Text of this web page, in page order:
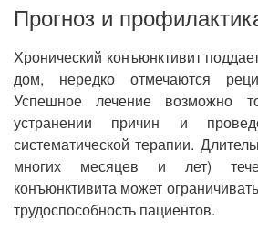
Прогноз и
Хро­ни­че­ский конъюнк­ти­вит
дом, не­ред­ко отмечаются
Успешное лечение возможно
устранении причин и
систематической терапии.
многих месяцев и лет)
конъюнктивита может
трудоспособность пациентов.